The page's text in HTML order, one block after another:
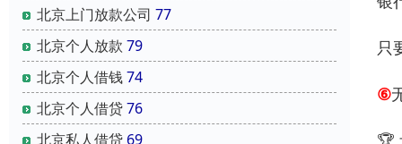
北京上门放款公司 77
北京个人放款 79
北京个人借钱74
北京个人借贷76
北京私人借贷 69
只
⑥